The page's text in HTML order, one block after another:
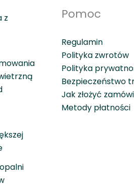
z Pomoc
Regulamin
Polityka zwrotów
Polityka
Bezpieczeństwo
Jak złożyć
Metody płatności